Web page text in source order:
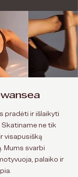
pradėti ir išlaikyti
Skatiname ne tik
visapusišką
Mums svarbi
palaiko ir